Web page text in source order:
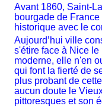
Avant 1860, Saint-
bourgade de
historique avec le
Aujourd’hui ville
s'étire face à Nice le
moderne, elle n'en
qui font la fierté de
plus probant de
aucun doute le
pittoresques et son